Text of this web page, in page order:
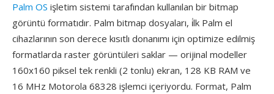
Palm OS işletim sistemi tarafından kullanılan bir bitmap
görüntü formatıdır. Palm bitmap dosyaları, i̇lk Palm el
cihazlarının son derece kısıtlı donanımı için optimize edilmiş
formatlarda raster görüntüleri saklar — orijinal modeller
160x160 piksel tek renkli (2 tonlu) ekran, 128 KB RAM ve
16 MHz Motorola 68328 işlemci içeriyordu. Format, Palm